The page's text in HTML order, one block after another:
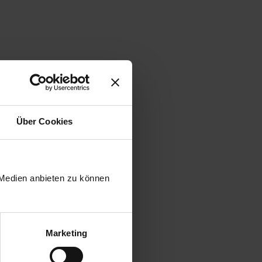
Über Cookies
anbieten zu können
Marketing